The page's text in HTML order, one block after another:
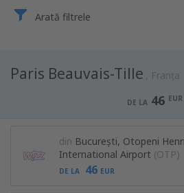
Arată filtrele
Paris Beauvais-Tille Franţa
DE LA 46 EUR
din București, Otopeni
International Airport (OTP)
DE LA 46 EUR